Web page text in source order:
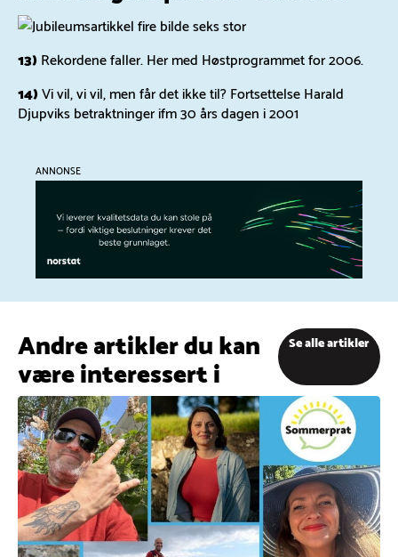
13) Rekordene faller. Her med Høstprogrammet for 2006.
14)Vi vil, vi vil, men får det ikke til? Fortsettelse Harald
Djupviks betraktninger ifm 30 års dagen i 2001
ANNONSE
Andre artikler du kan
være interessert i
Se alle artikler